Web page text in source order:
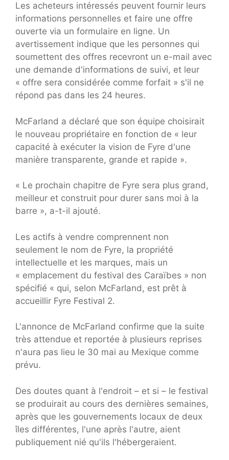
Les acheteurs intéressés peuvent fournir leurs
informations personnelles et faire une offre
ouverte via un formulaire en ligne. Un
avertissement indique que les personnes qui
soumettent des offres recevront un e-mail avec
une demande d'informations de suivi, et leur
« offre sera considérée comme forfait » s'il ne
répond pas dans les 24 heures.
McFarland a déclaré que son équipe choisirait
le nouveau propriétaire en fonction de « leur
capacité à exécuter la vision de Fyre d'une
manière transparente, grande et rapide ».
« Le prochain chapitre de Fyre sera plus grand,
meilleur et construit pour durer sans moi à la
barre », a-t-il ajouté.
Les actifs à vendre comprennent non
seulement le nom de Fyre, la propriété
intellectuelle et les marques, mais un
« emplacement du festival des Caraïbes » non
spécifié « qui, selon McFarland, est prêt à
accueillir Fyre Festival 2.
L'annonce de McFarland confirme que la suite
très attendue et reportée à plusieurs reprises
n'aura pas lieu le 30 mai au Mexique comme
prévu.
Des doutes quant à l'endroit – et si – le festival
se produirait au cours des dernières semaines,
après que les gouvernements locaux de deux
îles différentes, l'une après l'autre, aient
publiquement nié qu'ils l'hébergeraient.